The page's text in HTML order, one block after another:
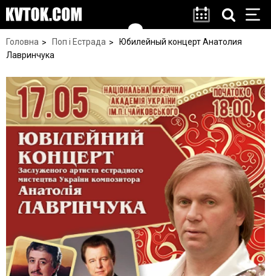
Головна Поп і Естрада
Юбилейный концерт Анатолия
Лавринчука